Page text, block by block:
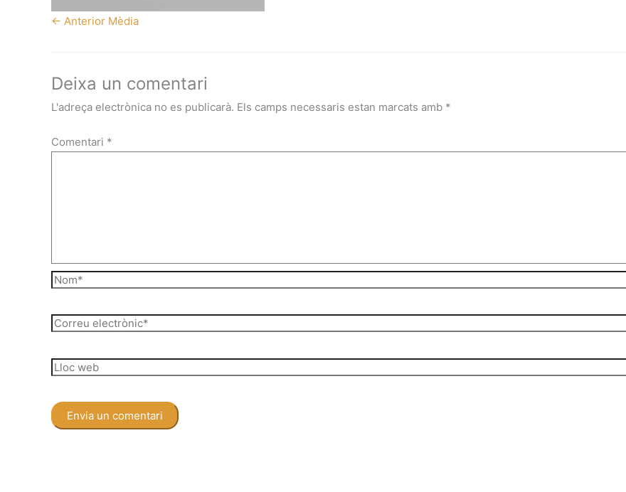
← Anterior Mèdia
Deixa un comentari
L'adreça electrònica no es publicarà. Els camps necessaris estan marcats amb *
Comentari *
Nom*
Correu
Lloc